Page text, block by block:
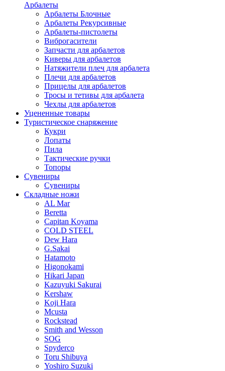
Арбалеты
Арбалеты Блочные
Арбалеты Рекурсивные
Арбалеты-пистолеты
Виброгасители
Запчасти для арбалетов
Киверы для арбалетов
Натяжители плеч для арбалета
Плечи для арбалетов
Прицелы для арбалетов
Тросы и тетивы для арбалета
Чехлы для арбалетов
Уцененные товары
Туристическое снаряжение
Кукри
Лопаты
Пила
Тактические ручки
Топоры
Сувениры
Сувениры
Складные ножи
AL Mar
Beretta
Capitan Koyama
COLD STEEL
Dew Hara
G.Sakai
Hatamoto
Higonokami
Hikari Japan
Kazuyuki Sakurai
Kershaw
Koji Hara
Mcusta
Rockstead
Smith and Wesson
SOG
Spyderco
Toru Shibuya
Yoshiro Suzuki